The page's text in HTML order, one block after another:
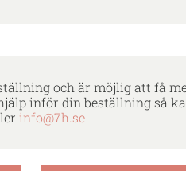
och är möjlig att få
inför din beställning så
info@7h.se